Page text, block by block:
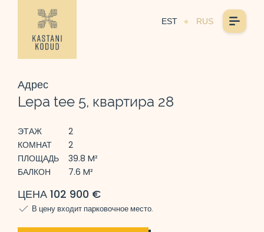
EST RUS
Адрес
Lepa tee 5, квартира 28
ЭТАЖ
2
КОМНАТ
2
ПЛОЩАДЬ
39.8 M²
БАЛКОН
7.6 M²
ЦЕНА 102 900 €
В цену входит парковочное место.